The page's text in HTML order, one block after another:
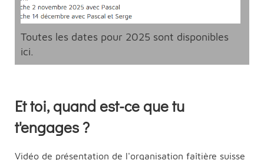
Toutes les dates pour 2025 sont disponibles
ici.
Et toi, quand est-ce que tu
t'engages ?
Vidéo de présentation de l'organisation faîtière suisse